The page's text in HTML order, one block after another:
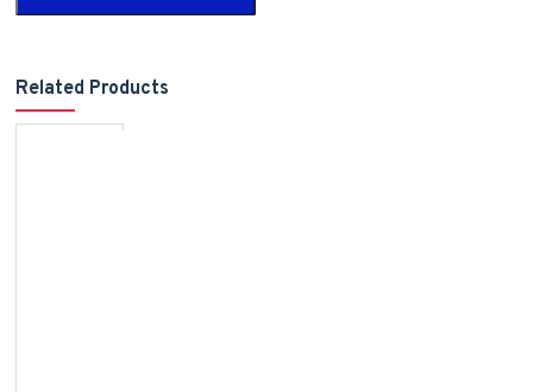
Related Products